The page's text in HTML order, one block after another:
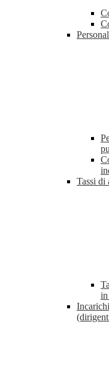
Tassi di
in